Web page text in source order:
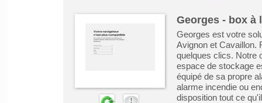
Georges - box à
Georges est votre
Avignon et Cavaillon.
quelques clics. Notre
espace de stockage
équipé de sa propre
alarme incendie ou
disposition tout ce